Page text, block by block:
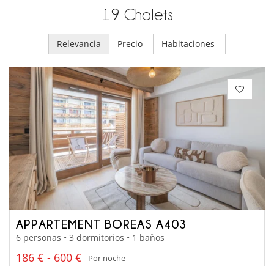
19 Chalets
Relevancia Precio Habitaciones
APPARTEMENT BOREAS A403
6 personas • 3 dormitorios • 1 baños
186 € - 600 €
Por noche